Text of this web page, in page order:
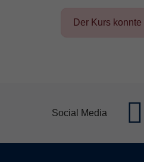
Der Kurs
Social Media